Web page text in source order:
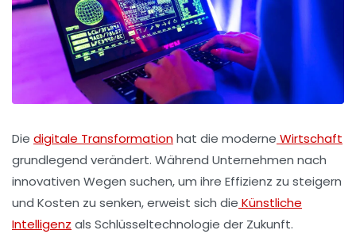
Die digitale Transformationhat die moderne Wirtschaft
grundlegend verändert. Während Unternehmen nach
innovativen Wegen suchen, um ihre Effizienz zu steigern
und Kosten zu senken, erweist sich die Künstliche
Intelligenz als Schlüsseltechnologie der Zukunft.